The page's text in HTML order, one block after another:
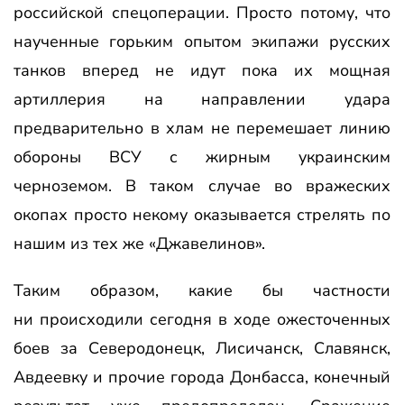
российской спецоперации. Просто потому, что
наученные горьким опытом экипажи русских
танков вперед не идут пока их мощная
артиллерия на направлении удара
предварительно в хлам не перемешает линию
обороны ВСУ с жирным украинским
черноземом. В таком случае во вражеских
окопах просто некому оказывается стрелять по
нашим из тех же «Джавелинов».
Таким образом, какие бы частности
ни происходили сегодня в ходе ожесточенных
боев за Северодонецк, Лисичанск, Славянск,
Авдеевку и прочие города Донбасса, конечный